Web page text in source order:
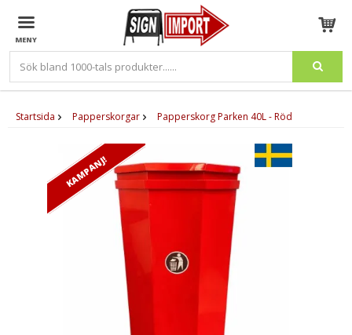
Produkten har blivit tillagd i varukorgen
Startsida Papperskorgar Papperskorg Parken 40L - Röd
KAMPANJ!